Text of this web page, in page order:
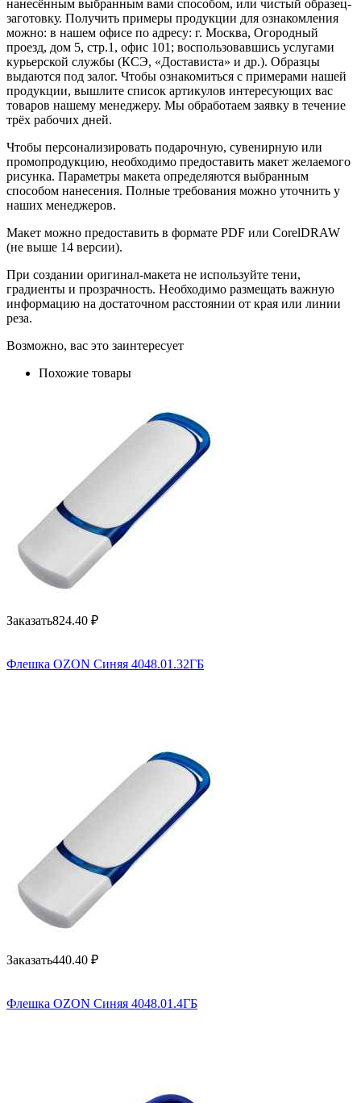
нанесённым выбранным вами способом, или чистый образец-
заготовку. Получить примеры продукции для ознакомления
можно: в нашем офисе по адресу: г. Москва, Огородный
проезд, дом 5, стр.1, офис 101; воспользовавшись услугами
курьерской службы (КСЭ, «Достависта» и др.). Образцы
выдаются под залог. Чтобы ознакомиться с примерами нашей
продукции, вышлите список артикулов интересующих вас
товаров нашему менеджеру. Мы обработаем заявку в течение
трёх рабочих дней.
Чтобы персонализировать подарочную, сувенирную или
промопродукцию, необходимо предоставить макет желаемого
рисунка. Параметры макета определяются выбранным
способом нанесения. Полные требования можно уточнить у
наших менеджеров.
Макет можно предоставить в формате PDF или CorelDRAW
(не выше 14 версии).
При создании оригинал-макета не используйте тени,
градиенты и прозрачность. Необходимо размещать важную
информацию на достаточном расстоянии от края или линии
реза.
Возможно, вас это заинтересует
Похожие товары
Заказать824.40 ₽
Флешка OZON Синяя 4048.01.32ГБ
Заказать440.40 ₽
Флешка OZON Синяя 4048.01.4ГБ